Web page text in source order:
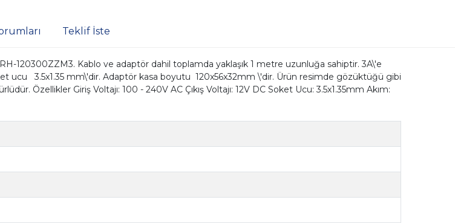
Teklif İste
120300ZZM3. Kablo ve adaptör dahil toplamda yaklaşık 1 metre uzunluğa sahiptir. 3A\'e
ucu 3.5x1.35 mm\'dir. Adaptör kasa boyutu 120x56x32mm \'dir. Ürün resimde gözüktüğü gibi
Özellikler Giriş Voltajı: 100 - 240V AC Çıkış Voltajı: 12V DC Soket Ucu: 3.5x1.35mm Akım: